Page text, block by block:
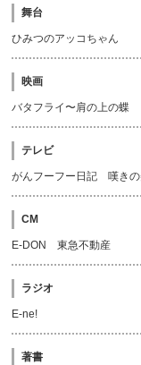
舞台
ひみつのアッコちゃん
映画
バタフライ〜肩の上の蝶
テレビ
がんフーフー日記 嘆きの
CM
E-DON 東急不動産
ラジオ
E-ne!
著書